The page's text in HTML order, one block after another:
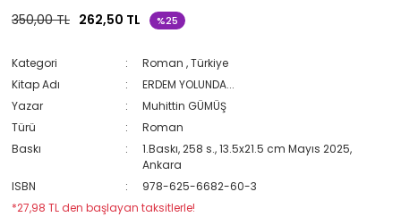
350,00 TL 262,50 TL %25
Kategori Roman ,Türkiye
Kitap Adı
ERDEM YOLUNDA...
Yazar
Muhittin GÜMÜŞ
Türü
Roman
Baskı
1.Baskı, 258 s., 13.5x21.5 cm Mayıs 2025,
Ankara
ISBN
978-625-6682-60-3
*27,98 TL den başlayan taksitlerle!